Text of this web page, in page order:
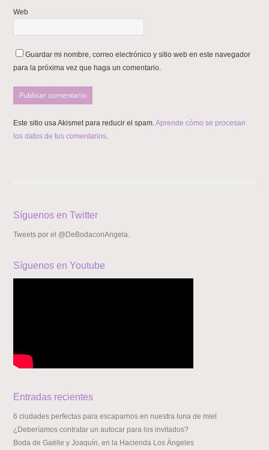
Web
Guardar mi nombre, correo electrónico y sitio web en este navegador
para la próxima vez que haga un comentario.
Este sitio usa Akismet para reducir el spam.Aprende cómo se procesan
los datos de tus comentarios
Síguenos en Twitter
Tweets por el @DeBodaconAngela.
Síguenos en Youtube
Entradas recientes
6 ciudades perfectas para escaparnos en nuestra luna de miel
¿Deberíamos contratar un autocar para los invitados?
Boda de Gaëlle y Joaquín, en la Hacienda Los Ángeles